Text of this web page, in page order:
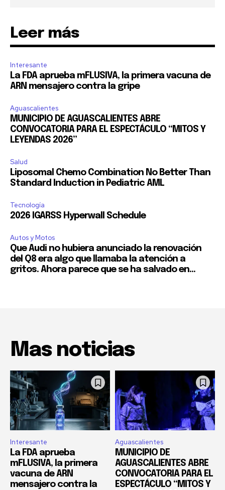
32,111
Seguidores Seguidores Seguidores
Leer más
Interesante
La FDA aprueba mFLUSIVA, la primera vacuna de
ARN mensajero contra la gripe
Aguascalientes
MUNICIPIO DE AGUASCALIENTES ABRE
CONVOCATORIA PARA EL ESPECTÁCULO “MITOS Y
LEYENDAS 2026”
Salud
Liposomal Chemo Combination No Better Than
Standard Induction in Pediatric AML
Tecnología
2026 IGARSS Hyperwall Schedule
Autos y Motos
Que Audi no hubiera anunciado la renovación
del Q8 era algo que llamaba la atención a
gritos. Ahora parece que se ha salvado en...
Mas noticias
Interesante
La FDA aprueba
mFLUSIVA, la primera
vacuna de ARN
mensajero contra la
Aguascalientes
MUNICIPIO DE
AGUASCALIENTES ABRE
CONVOCATORIA PARA EL
ESPECTÁCULO “MITOS Y